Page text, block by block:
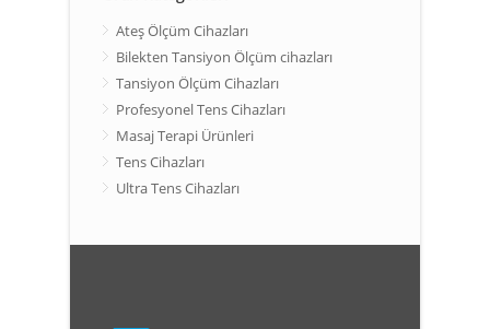
Ateş Ölçüm Cihazları
Bilekten Tansiyon Ölçüm cihazları
Tansiyon Ölçüm Cihazları
Profesyonel Tens Cihazları
Masaj Terapi Ürünleri
Tens Cihazları
Ultra Tens Cihazları